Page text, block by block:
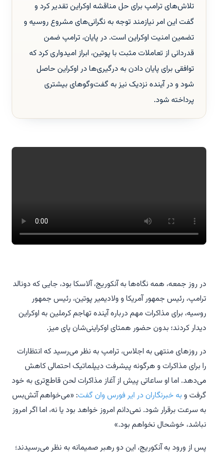
تلاش‌های ترامپ برای حل مناقشه اوکراین تقدیر کرد و
گفت این امر نیازمند توجه به نگرانی‌های مشروع روسیه و
تضمین امنیت اوکراین است. در پایان، ترامپ ضمن
قدردانی از تعاملات مثبت با پوتین، ابراز امیدواری کرد که
توافقی برای پایان دادن به درگیری‌ها در اوکراین حاصل
شود و در آینده نزدیک نیز به گفت‌وگوهای بیشتری
پرداخته شود.
در روز جمعه، همه نگاه‌ها به آنکوریج، آلاسکا بود، جایی که دونالد
ترامپ، رئیس جمهور آمریکا و ولادیمیر پوتین، رئیس جمهور
روسیه، برای مذاکرات مهم درباره آینده تهاجم کرملین به اوکراین
دیدار کردند؛ بدون حضور همتای اوکراینی‌شان پای میز.
در روزهای منتهی به اجلاس، ترامپ به نظر می‌رسید که انتظارات
را برای مذاکرات و هرگونه پیشرفت دیپلماتیک احتمالی کاهش
می‌دهد. اما او ساعاتی پیش از آغاز مذاکرات لحن قاطع‌تری به خود
گرفت و به خبرنگاران در ایر فورس وان گفت: «می‌خواهم آتش‌بس
به سرعت برقرار شود. نمی‌دانم امروز خواهد بود یا نه، اما اگر امروز
نباشد، خوشحال نخواهم بود.»
پس از ورود به آنکوریج، این دو رهبر صمیمانه به نظر می‌رسیدند؛